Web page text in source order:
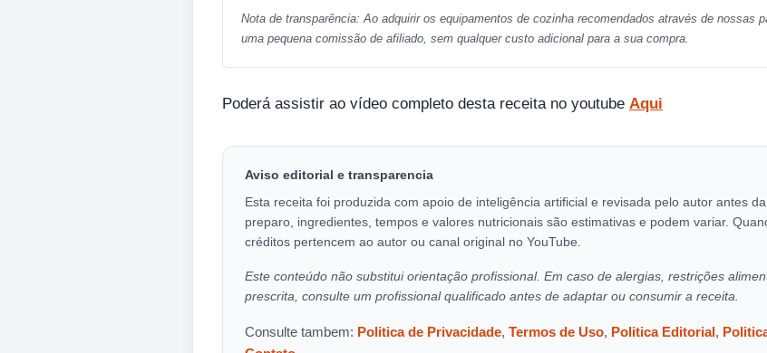
Nota de transparência: Ao adquirir os equipamentos de cozinha recomendados através de nossas
uma pequena comissão de afiliado, sem qualquer custo adicional para a sua compra.
Poderá assistir ao vídeo completo desta receita no youtube Aqui
Aviso editorial e transparencia
Esta receita foi produzida com apoio de inteligência artificial e revisada pelo autor antes
preparo, ingredientes, tempos e valores nutricionais são estimativas e podem variar.
créditos pertencem ao autor ou canal original no YouTube.
Este conteúdo não substitui orientação profissional. Em caso de alergias, restrições
prescrita, consulte um profissional qualificado antes de adaptar ou consumir a receita.
Consulte tambem: Politica de Privacidade, Termos de Uso, Politica Editorial,